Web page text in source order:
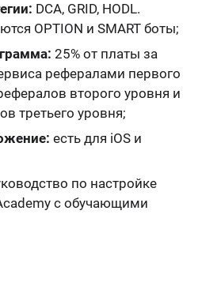
DCA, GRID, HODL.
OPTION и SMART боты;
25% от платы за
рефералами первого
второго уровня и
третьего уровня;
есть для iOS и
по настройке
c обучающими